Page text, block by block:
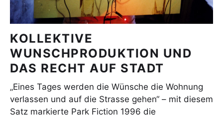
KOLLEKTIVE
WUNSCHPRODUKTION UND
DAS RECHT AUF STADT
„Eines Tages werden die Wünsche die Wohnung
verlassen und auf die Strasse gehen“ – mit diesem
Satz markierte Park Fiction 1996 die